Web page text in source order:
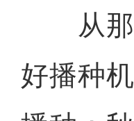
从那
好播种